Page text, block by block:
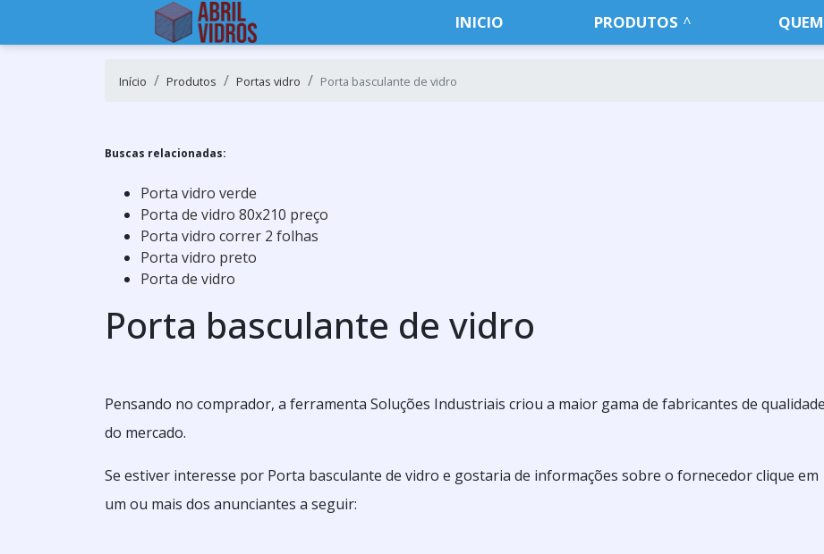
INICIO PRODUTOS
Início Produtos Portas vidro Porta basculante de vidro
Buscas relacionadas:
Porta vidro verde
Porta de vidro 80x210 preço
Porta vidro correr 2 folhas
Porta vidro preto
Porta de vidro
Porta basculante de vidro
Pensando no comprador, a ferramenta Soluções Industriais criou a maior gama de fabricantes de qualidade
do mercado.
Se estiver interesse por Porta basculante de vidro e gostaria de informações sobre o fornecedor clique em
um ou mais dos anunciantes a seguir: